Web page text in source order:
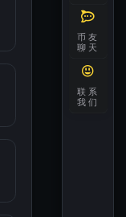
币友
聊天
联系
我们